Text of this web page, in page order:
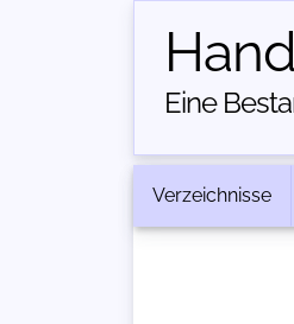
Eine
Verzeichnisse